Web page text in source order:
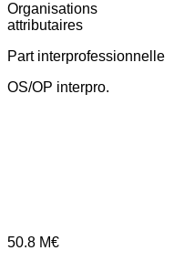
Organisations
attributaires
Part interprofessionnelle
OS/OP interpro.
50.8 M€